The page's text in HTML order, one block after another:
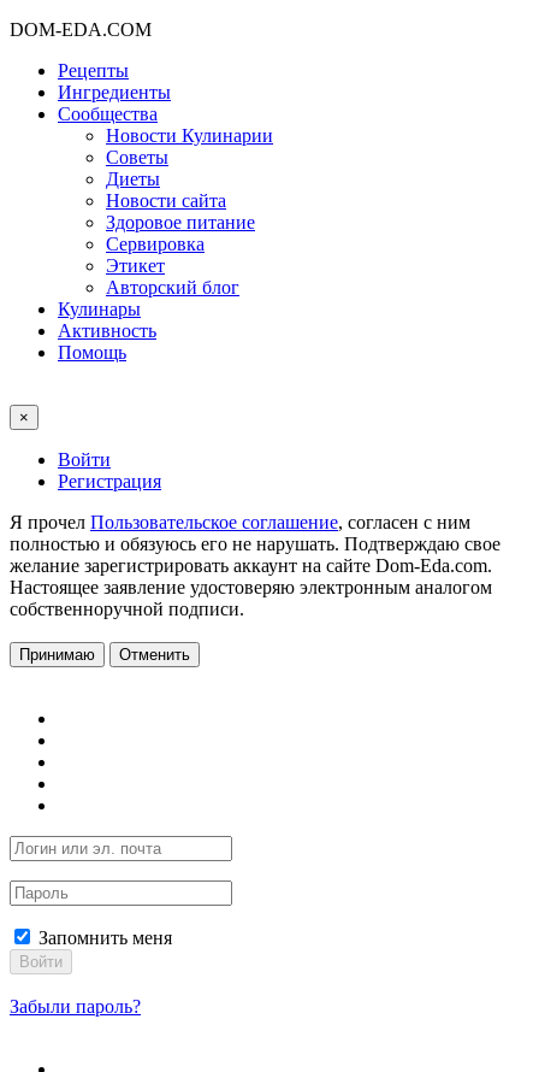
DOM-EDA.COM
Рецепты
Ингредиенты
Сообщества
Новости Кулинарии
Советы
Диеты
Новости сайта
Здоровое питание
Сервировка
Этикет
Авторский блог
Кулинары
Активность
Помощь
×
Войти
Регистрация
Я прочел Пользовательское соглашение, согласен с ним
полностью и обязуюсь его не нарушать. Подтверждаю свое
желание зарегистрировать аккаунт на сайте Dom-Eda.com.
Настоящее заявление удостоверяю электронным аналогом
собственноручной подписи.
Принимаю Отменить
Запомнить меня
Войти
Забыли пароль?